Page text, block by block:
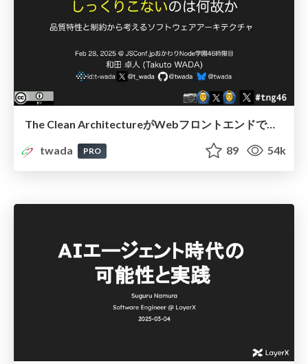
The Clean ArchitectureがWebフロントエンドでしっくりこないのは何故か / Why The Clean Architecture does not fit with Web Frontend
twada
PRO 89 54k